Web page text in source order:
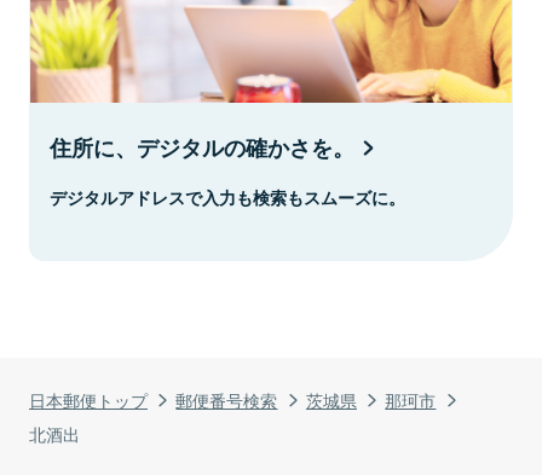
日本郵便トップ 郵便番号検索 茨城県
那珂市
北酒出
住所に、デジタルの確かさを。
デジタルアドレスで入力も検索もスムーズに。